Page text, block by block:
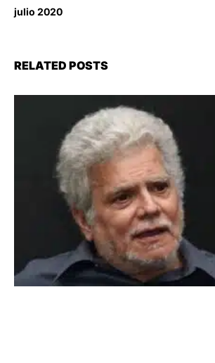
julio 2020
RELATED POSTS